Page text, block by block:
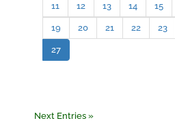
11 12 13 14 15
19 20 21 22 23
27
Next Entries »